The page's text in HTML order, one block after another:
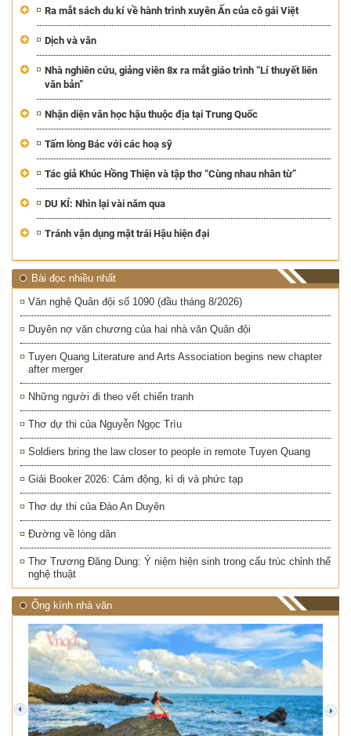
Ra mắt sách du kí về hành trình xuyên Ấn của cô gái Việt
Dịch và văn
Nhà nghiên cứu, giảng viên 8x ra mắt giáo trình “Lí thuyết liên
văn bản”
Nhận diện văn học hậu thuộc địa tại Trung Quốc
Tấm lòng Bác với các hoạ sỹ
Tác giả Khúc Hồng Thiện và tập thơ “Cùng nhau nhân từ”
DU KÍ: Nhìn lại vài năm qua
Tránh vận dụng mặt trái Hậu hiện đại
Bài đọc nhiều nhất
Văn nghệ Quân đội số 1090 (đầu tháng 8/2026)
Duyên nợ văn chương của hai nhà văn Quân đội
Tuyen Quang Literature and Arts Association begins new chapter
after merger
Những người đi theo vết chiến tranh
Thơ dự thi của Nguyễn Ngọc Trìu
Soldiers bring the law closer to people in remote Tuyen Quang
Giải Booker 2026: Cảm động, kì dị và phức tạp
Thơ dự thi của Đào An Duyên
Đường về lòng dân
Thơ Trương Đăng Dung: Ý niệm hiện sinh trong cấu trúc chỉnh thể
nghệ thuật
Ống kính nhà văn
prev next